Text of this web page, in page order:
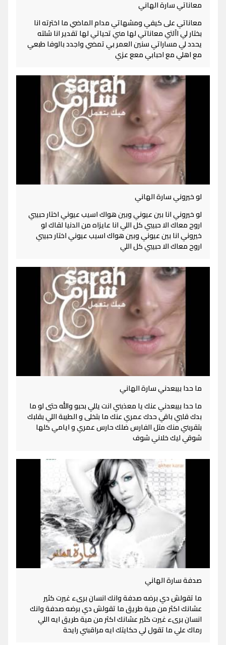
معاناتي سارة الهاني
معاناتي على كيفي ومشهاتي مدام الماضي ما اخترته انا
بختار لي اآلتي معاناتي لها مني تحياتي لها تقدير انا شلته
يحدد لي مساراتي سنين العمر بي تمضي واجدد بالوفا طبعي
مع اهلي مع احبابي معع عزي
لو خيروني سارة الهاني
لو خيروني انا بين عيوني وبين هواك اسيب عيوني اختار حبيبي
اروح معاك الا حبيبي كل اللي انا عايزاه من الدنيا لقاك لو
خيروني انا بين عيوني وبين هواك اسيب عيوني اختار حبيبي
اروح معاك الا حبيبي كل اللي
ما حدا بيبعدني سارة الهاني
ما حدا بيبعدني عنك يا معذبني انت يللي بحبو والله حتى لو ما
بدك قلبي باقي حدك عمري عنك ما بتخلى و الطيبة اللي بقلبك
بتقربني منك متل الفارس ضلك حارس عمري و ايامي كلها
شوقي ليك خلاني شوف
صدفة سارة الهاني
ما تقولش دي برضه صدفة وانك انسان برىء غيرت كثير
عشانك اكثر من مية طريق ما تقولش دي برضه صدفة وانك
انسان برىء غيرت كثير عشانك اكثر من مية طريق ايه اللي
رماك علي ما تقول لي حكايتك ايه مراقبني رايحة